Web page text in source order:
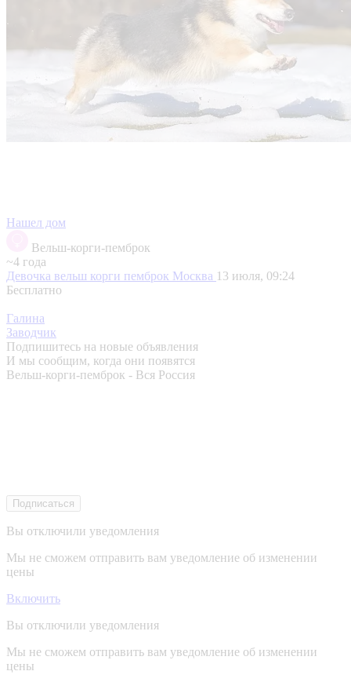
Нашел дом
Вельш-корги-пемброк
~4 года
Девочка вельш корги пемброк Москва 13 июля, 09:24
Бесплатно
Галина
Заводчик
Подпишитесь на новые объявления
И мы сообщим, когда они появятся
Вельш-корги-пемброк - Вся Россия
Подписаться
Вы отключили уведомления
Мы не сможем отправить вам уведомление об изменении
цены
Включить
Вы отключили уведомления
Мы не сможем отправить вам уведомление об изменении
цены